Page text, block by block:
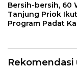
Bersih-bersih, 60
Tanjung Priok
Program Padat